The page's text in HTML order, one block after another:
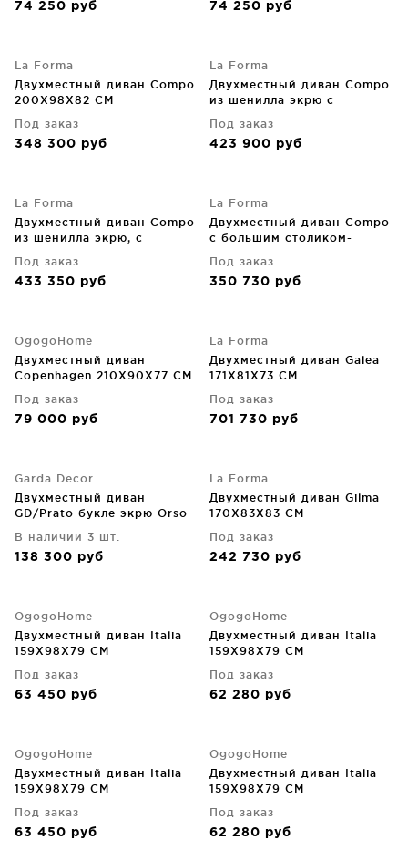
74 250 руб 74 250 руб
La Forma
Двухместный диван Compo
200X98X82 CM
Под заказ
348 300 руб
La Forma
Двухместный диван Compo
из шенилла экрю с
подносом под дубовый
шпон и бежевым
Под заказ
423 900 руб
La Forma
Двухместный диван Compo
из шенилла экрю, с
дубового шпона и
бежевым металлическим
Под заказ
433 350 руб
La Forma
Двухместный диван Compo
с большим столиком-
металлическим каркасом
200X98X82 CM
Под заказ
350 730 руб
OgogoHome
Двухместный диван
Copenhagen 210X90X77 CM
Под заказ
79 000 руб
La Forma
Двухместный диван Galea
171X81X73 CM
Под заказ
701 730 руб
Garda Decor
Двухместный диван
GD/Prato букле экрю Orso
В наличии 3 шт.
138 300 руб
La Forma
Двухместный диван Gilma
170X83X83 CM
Под заказ
242 730 руб
OgogoHome
Двухместный диван Italia
159X98X79 CM
Под заказ
63 450 руб
OgogoHome
Двухместный диван Italia
159X98X79 CM
Под заказ
62 280 руб
OgogoHome
Двухместный диван Italia
159X98X79 CM
Под заказ
63 450 руб
OgogoHome
Двухместный диван Italia
159X98X79 CM
Под заказ
62 280 руб